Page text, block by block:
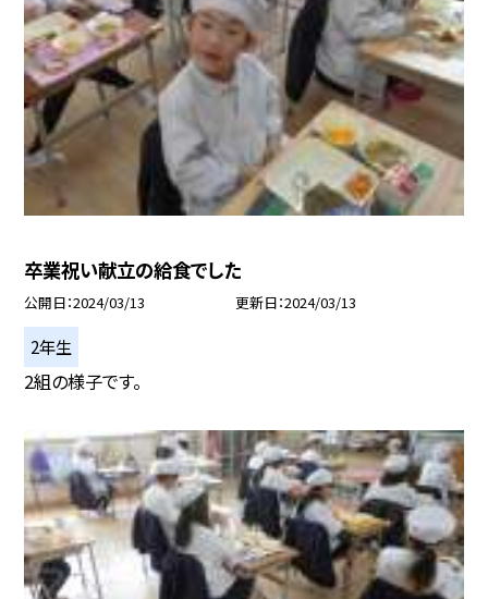
卒業祝い献立の給食でした
公開日 2024/03/13 更新日 2024/03/13
2年生
2組の様子です。